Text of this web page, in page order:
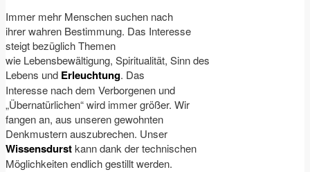
Immer mehr Menschen suchen nach
ihrer wahren Bestimmung. Das Interesse
steigt bezüglich Themen
wie Lebensbewältigung, Spiritualität, Sinn des
Lebens und Erleuchtung. Das
Interesse nach dem Verborgenen und
„Übernatürlichen“ wird immer größer. Wir
fangen an, aus unseren gewohnten
Denkmustern auszubrechen. Unser
Wissensdurstkann dank der technischen
Möglichkeiten endlich gestillt werden.